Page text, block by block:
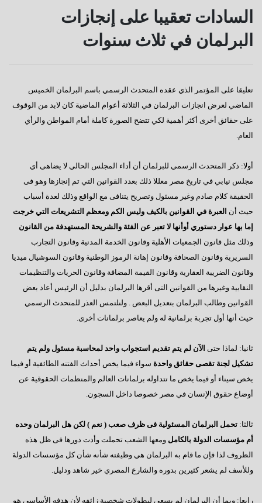
كفانا إدانات
دعوة للإصطفاف الوطنى
كورونا وأخواتها كشفوا هشاشة كيانات عربية كبرى
إفتكاسة أبو شقة إحدى عجائب وغرائب البرلمان
عجائب وغرائب مجلس النواب
تغييب القوى الوطنية
هل يطول الإنتظار ؟
السادات : رحيل مرسى كشف عن آفة مجتمعية خطيرة
إيران - ماذا ننتظر؟
ماذا بعد الإستفتاء ؟
هل يفاجئنا الرئيس ؟
سؤال يطرح نفسه
وجهة نظر فى ( الإرهاب – الفساد – الإهمال )
هل يفعلها الرئيس؟
السادات تعقيبا على إنجازات البرلمان في ثلاث سنوات
السادات : البرلمان يعانى قصور تشريعى لم يشهده في تاريخه
السادات تعقيبا على إنجازات
البرلمان في ثلاث سنوات
تعليقا على المؤتمر الذي عقده المتحدث الرسمي باسم البرلمان الخميس
الماضي لعرض انجازات البرلمان في الثلاثة أعوام الماضية كان لابد من الوقوف
على حقائق أخرى أكثر أهمية لكي تتضح الصورة كاملة أمام المواطن والرأي
العام.
أولا: ذكر المتحدث الرسمي للبرلمان أن أداء المجلس الحالي لا يضاهى أي
مجلس نيابي في تاريخ مصر معللا ذلك بعدد القوانين التي تم إنجازها وهو فى
الحقيقة كلام صادم وغير مسئول وتصريح يتنافى مع الواقع وذلك لعدة أسباب
حيث أن العبرة في القوانين بالكيف وليس الكم ومعظم التشريعات التي خرجت
إما بها عوار دستوري أوأنها لا تعبر عن الفئة والشريحة المستهدفة من القانون
وذلك مثل قانون الجمعيات الأهلية وقانون الخدمة المدنية وقانون التجارب
السريرية وقانون الصحافة وقانون إهانة الرموز الوطنية وقانون السوشيال ميديا
وقانون الضريبة العقارية وقانون القيمة المضافة وقانون الحريات والتنظيمات
النقابية وغيرها من القوانين التى أقرها البرلمان بدليل أن الرئيس أعاد بعض
القوانين وطالب البرلمان بتعديل البعض . ولنلتمس العذر للمتحدث الرسمي
حيث أنها أول تجربة برلمانية له ولم يعاصر برلمانات أخرى.
ثانيا: لماذا حتى الآن لم يتم تقديم استجواب واحد لمحاسبة مسئول ولم يتم
تشكيل لجنة تقصى حقائق واحدة سواء فيما يخص أحداث الفتنه الطائفية أو فيما
يخص سيناء أو فيما يخص ما تتداوله برلمانات العالم والمنظمات الحقوقية عن
أوضاع حقوق الإنسان في مصر خصوصا داخل السجون.
ثالثا: تحمل البرلمان المسئولية فى ظرف صعب ( نعم ) لكن هل البرلمان وحده
أم مؤسسات الدولة بالكامل ومعها الشعب تحملت وأدت دورها فى ظل هذه
الظروف لذا فإن ما قام به البرلمان هي وظيفته شأنه شأن كل مؤسسات الدولة
وللأسف لم يشعر كثيرين بدوره والشارع المصري خير شاهد ودليل.
رابعا: وبما أن البرلمان لم يسعى لبطولات شخصية زائفه لأن هدفه الأساسي هو